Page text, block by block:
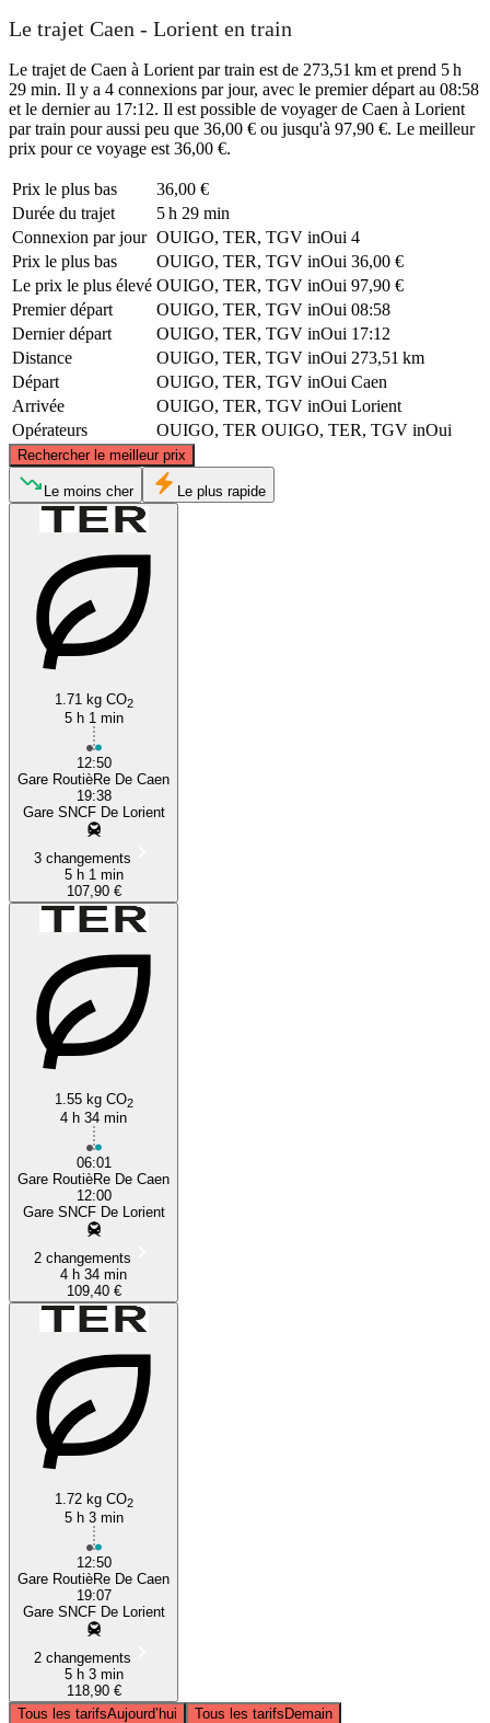
Le trajet Caen - Lorient en train
Le trajet de Caen à Lorient par train est de 273,51 km et prend 5 h
29 min. Il y a 4 connexions par jour, avec le premier départ au 08:58
et le dernier au 17:12. Il est possible de voyager de Caen à Lorient
par train pour aussi peu que 36,00 € ou jusqu'à 97,90 €. Le meilleur
prix pour ce voyage est 36,00 €.
Prix ​​le plus bas
36,00 €
Durée du trajet
5 h 29 min
Connexion par jour OUIGO, TER, TGV inOui 4
Prix ​​le plus bas
OUIGO, TER, TGV inOui 36,00 €
Le prix le plus élevé OUIGO, TER, TGV inOui 97,90 €
Premier départ
OUIGO, TER, TGV inOui 08:58
Dernier départ
OUIGO, TER, TGV inOui 17:12
Distance
OUIGO, TER, TGV inOui 273,51 km
Départ
OUIGO, TER, TGV inOui Caen
Arrivée
OUIGO, TER, TGV inOui Lorient
Opérateurs
OUIGO, TER OUIGO, TER, TGV inOui
Rechercher le meilleur prix
Lorient
© CARTO, ©OpenStreetMapcontributors
Le moins cher Le plus rapide
1.71 kg CO2
5 h 1 min
12:50
Gare RoutièRe De Caen
19:38
Gare SNCF De Lorient
3 changements
5 h 1 min
107,90 €
1.55 kg CO2
4 h 34 min
06:01
Gare RoutièRe De Caen
12:00
Gare SNCF De Lorient
2 changements
4 h 34 min
109,40 €
1.72 kg CO2
5 h 3 min
12:50
Gare RoutièRe De Caen
19:07
Gare SNCF De Lorient
2 changements
5 h 3 min
118,90 €
Tous les tarifsAujourd’hui Tous les tarifsDemain